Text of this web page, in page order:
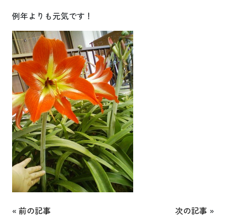
例年よりも元気です！
« 前の記事 次の記事 »